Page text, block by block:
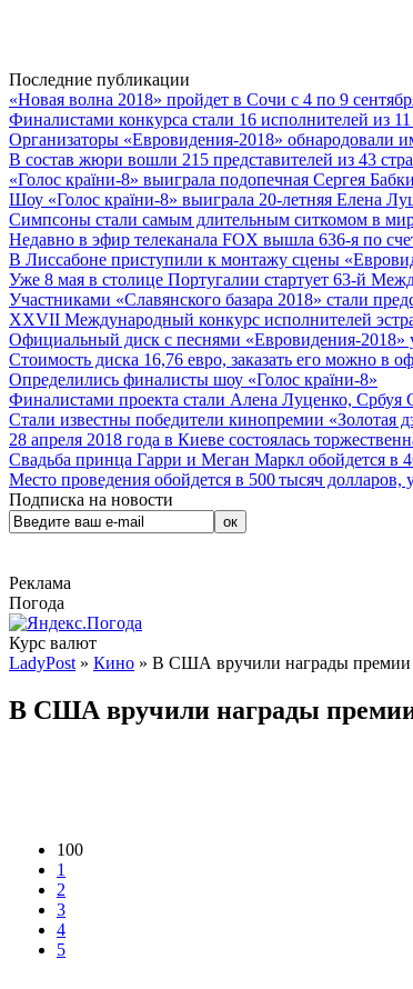
Последние публикации
«Новая волна 2018» пройдет в Сочи с 4 по 9
Финалистами конкурса стали 16 исполнителей из
Организаторы «Евровидения-2018» обнародовали
В состав жюри вошли 215 представителей из 43
«Голос країни-8» выиграла подопечная Сергея
Шоу «Голос країни-8» выиграла 20-летняя Елена
Симпсоны стали самым длительным ситкомом в
Недавно в эфир телеканала FOX вышла 636-я по
В Лиссабоне приступили к монтажу сцены
Уже 8 мая в столице Португалии стартует 63-й
Участниками «Славянского базара 2018» стали
XXVII Международный конкурс исполнителей
Официальный диск с песнями «Евровидения-2018»
Стоимость диска 16,76 евро, заказать его можно в
Определились финалисты шоу «Голос країни-8»
Финалистами проекта стали Алена Луценко,
Стали известны победители кинопремии «Золотая
28 апреля 2018 года в Киеве состоялась
Свадьба принца Гарри и Меган Маркл обойдется в
Место проведения обойдется в 500 тысяч
Подписка на новости
Реклама
Погода
Курс валют
LadyPost » Кино » В США вручили награды
В США вручили награды
100
1
2
3
4
5